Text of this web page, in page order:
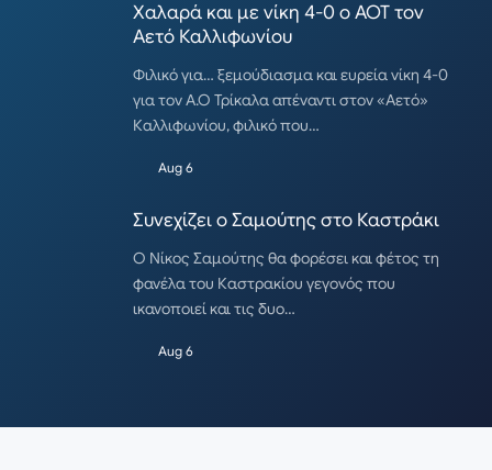
Χαλαρά και με νίκη 4-0 ο ΑΟΤ τον
Αετό Καλλιφωνίου
Φιλικό για… ξεμούδιασμα και ευρεία νίκη 4-0
για τον Α.Ο Τρίκαλα απέναντι στον «Αετό»
Καλλιφωνίου, φιλικό που…
Aug 6
Συνεχίζει ο Σαμούτης στο Καστράκι
Ο Νίκος Σαμούτης θα φορέσει και φέτος τη
φανέλα του Καστρακίου γεγονός που
ικανοποιεί και τις δυο…
Aug 6